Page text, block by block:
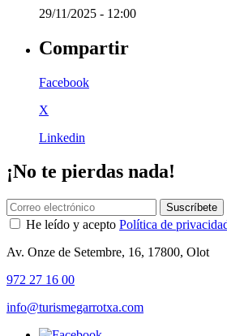
29/11/2025 - 12:00
Compartir
Facebook
X
Linkedin
¡No te pierdas nada!
He leído y acepto Política de
Av. Onze de Setembre, 16, 17800, Olot
972 27 16 00
info@turismegarrotxa.com